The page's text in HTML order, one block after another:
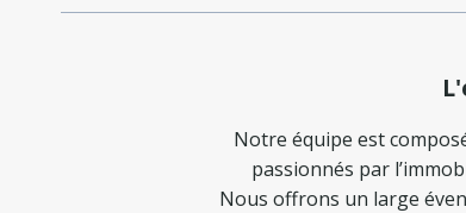
Notre équipe est
passionnés par
Nous offrons un large